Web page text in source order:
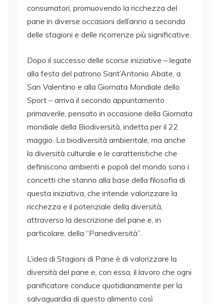
consumatori, promuovendo la ricchezza del
pane in diverse occasioni dell’anno a seconda
delle stagioni e delle ricorrenze più significative.
Dopo il successo delle scorse iniziative – legate
alla festa del patrono Sant’Antonio Abate, a
San Valentino e alla Giornata Mondiale dello
Sport – arriva il secondo appuntamento
primaverile, pensato in occasione della Giornata
mondiale della Biodiversità, indetta per il 22
maggio. La biodiversità ambientale, ma anche
la diversità culturale e le caratteristiche che
definiscono ambienti e popoli del mondo sono i
concetti che stanno alla base della filosofia di
questa iniziativa, che intende valorizzare la
ricchezza e il potenziale della diversità,
attraverso la descrizione del pane e, in
particolare, della “Panediversità”.
L’idea di Stagioni di Pane è di valorizzare la
diversità del pane e, con essa, il lavoro che ogni
panificatore conduce quotidianamente per la
salvaguardia di questo alimento così